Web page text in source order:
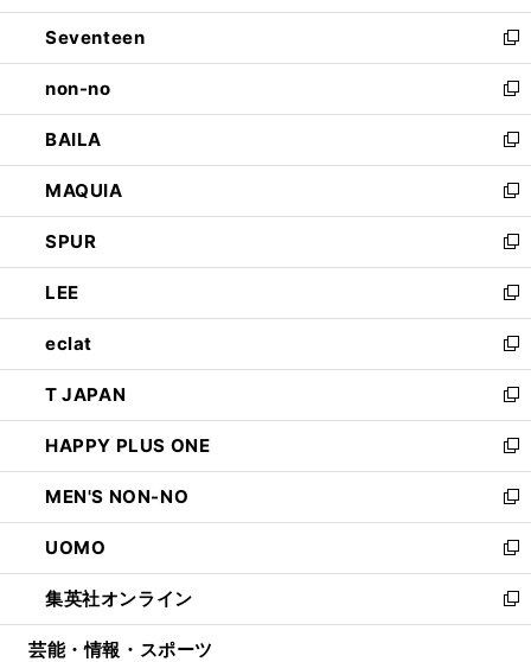
開
く
ウ
で
開
く
ン
ド
ウ
で
開
く
Seventeen
新
し
い
ウ
ィ
ン
ド
ウ
で
開
く
non-no
新
し
い
ウ
ィ
ン
ド
ウ
で
開
く
BAILA
新
し
い
ウ
ィ
ン
ド
ウ
で
開
く
MAQUIA
新
し
い
ウ
ィ
ン
ド
ウ
で
開
く
SPUR
新
し
い
ウ
ィ
ン
ド
ウ
で
開
く
LEE
新
し
い
ウ
ィ
ン
ド
ウ
で
開
く
eclat
新
し
い
ウ
ィ
ン
ド
ウ
で
開
く
T JAPAN
新
し
い
ウ
ィ
ン
ド
ウ
で
開
HAPPY PLUS ONE
新
し
い
ウ
ィ
ン
ド
ウ
MEN'S NON-NO
新
し
い
ウ
ィ
ン
UOMO
新
し
い
ウ
集英社オンライン
新
し
芸能・情報・スポーツ